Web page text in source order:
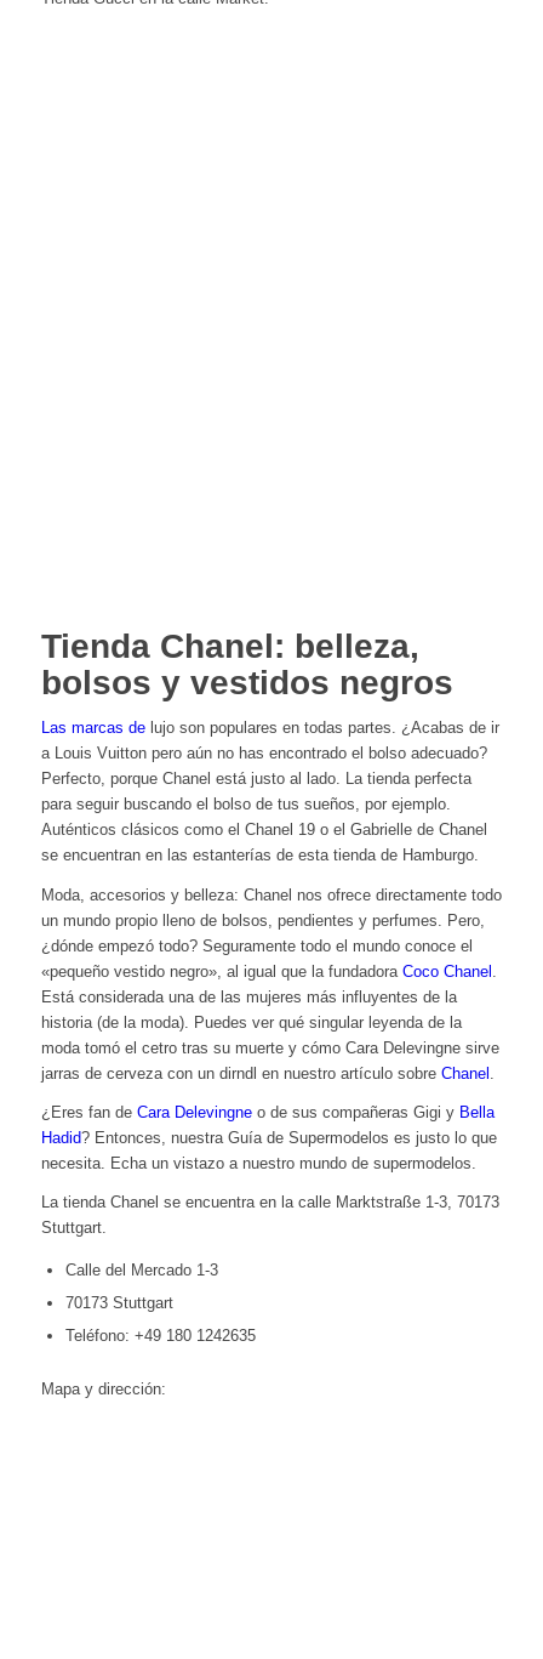
Tienda Chanel: belleza,
bolsos y vestidos negros
Las marcas delujo son populares en todas partes. ¿Acabas de ir
a Louis Vuitton pero aún no has encontrado el bolso adecuado?
Perfecto, porque Chanel está justo al lado. La tienda perfecta
para seguir buscando el bolso de tus sueños, por ejemplo.
Auténticos clásicos como el Chanel 19 o el Gabrielle de Chanel
se encuentran en las estanterías de esta tienda de Hamburgo.
Moda, accesorios y belleza: Chanel nos ofrece directamente todo
un mundo propio lleno de bolsos, pendientes y perfumes. Pero,
¿dónde empezó todo? Seguramente todo el mundo conoce el
«pequeño vestido negro», al igual que la fundadora Coco Chanel
Está considerada una de las mujeres más influyentes de la
historia (de la moda). Puedes ver qué singular leyenda de la
moda tomó el cetro tras su muerte y cómo Cara Delevingne sirve
jarras de cerveza con un dirndl en nuestro artículo sobre Chanel
¿Eres fan de Cara Delevingneo de sus compañeras Gigi y Bella
Hadid? Entonces, nuestra Guía de Supermodelos es justo lo que
necesita. Echa un vistazo a nuestro mundo de supermodelos.
La tienda Chanel se encuentra en la calle Marktstraße 1-3, 70173
Stuttgart.
Calle del Mercado 1-3
70173 Stuttgart
Teléfono: +49 180 1242635
Mapa y dirección: